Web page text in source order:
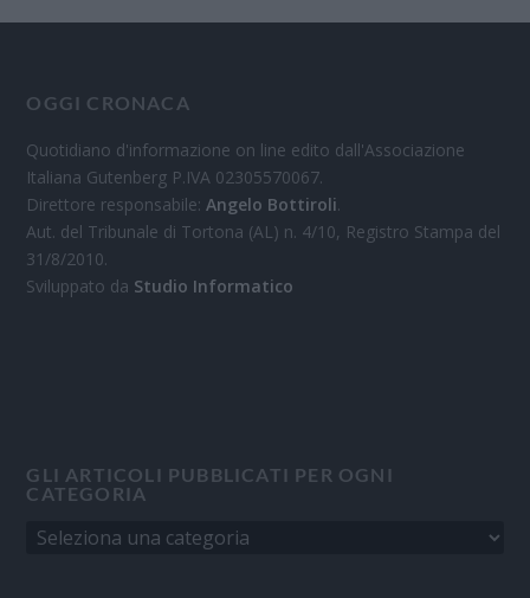
OGGI CRONACA
Quotidiano d'informazione on line edito dall'Associazione
Italiana Gutenberg P.IVA 02305570067.
Direttore responsabile:Angelo Bottiroli.
Aut. del Tribunale di Tortona (AL) n. 4/10, Registro Stampa del
31/8/2010.
Sviluppato da Studio Informatico
GLI ARTICOLI PUBBLICATI PER OGNI
CATEGORIA